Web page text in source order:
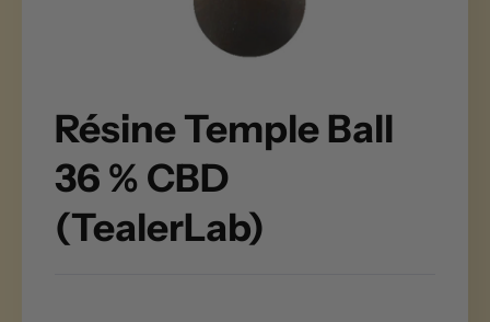
Résine Temple Ball
36 % CBD
(TealerLab)